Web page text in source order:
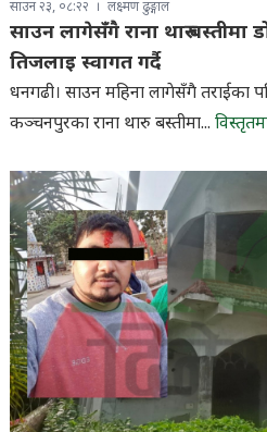
साउन २३, ०८:२२ लक्ष्मण ढुङ्गाल
साउन लागेसँगै राना थारु बस्तीमा
तिजलाइ स्वागत गर्दै
धनगढी। साउन महिना लागेसँगै तराईका
कञ्चनपुरका राना थारु बस्तीमा...